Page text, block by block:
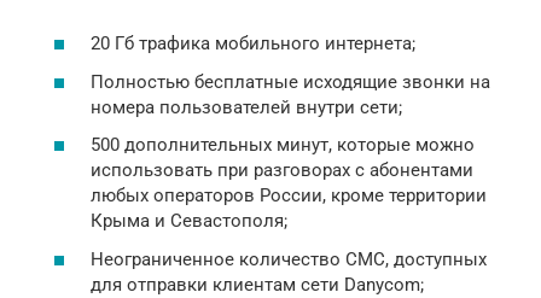
20 Гб трафика мобильного интернета;
Полностью бесплатные исходящие звонки на
номера пользователей внутри сети;
500 дополнительных минут, которые можно
использовать при разговорах с абонентами
любых операторов России, кроме территории
Крыма и Севастополя;
Неограниченное количество СМС, доступных
для отправки клиентам сети Danycom;